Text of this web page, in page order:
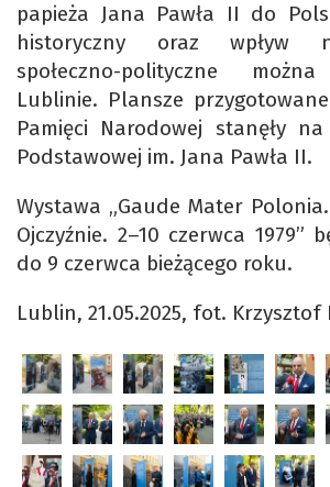
papieża Jana Pawła II do
historyczny oraz wpływ
społeczno-polityczne
Lublinie. Plansze
Pamięci Narodowej stanęły
Podstawowej im. Jana Pawła II.
Wystawa „Gaude Mater
Ojczyźnie. 2–10 czerwca 1979”
do 9 czerwca bieżącego roku.
Lublin, 21.05.2025, fot. Krzysztof